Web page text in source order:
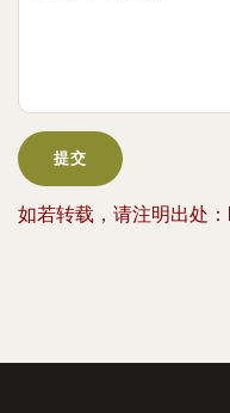
如若转载，请注明出处